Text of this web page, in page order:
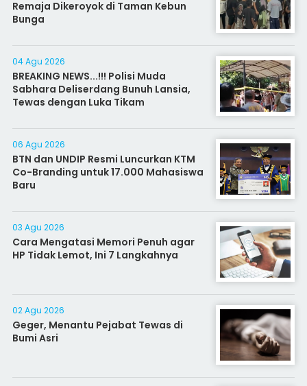
Remaja Dikeroyok di Taman Kebun
Bunga
04 Agu 2026
BREAKING NEWS...!!! Polisi Muda
Sabhara Deliserdang Bunuh Lansia,
Tewas dengan Luka Tikam
06 Agu 2026
BTN dan UNDIP Resmi Luncurkan KTM
Co-Branding untuk 17.000 Mahasiswa
Baru
03 Agu 2026
Cara Mengatasi Memori Penuh agar
HP Tidak Lemot, Ini 7 Langkahnya
02 Agu 2026
Geger, Menantu Pejabat Tewas di
Bumi Asri